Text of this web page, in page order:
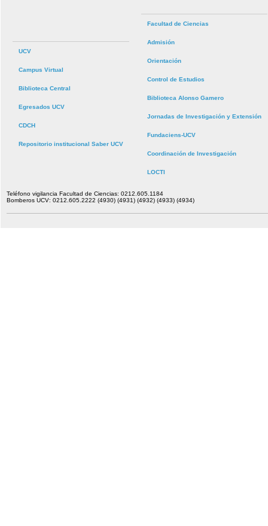
UCV
Campus Virtual
Biblioteca Central
Egresados UCV
CDCH
Repositorio institucional Saber UCV
Facultad de Ciencias
Admisión
Orientación
Control de Estudios
Biblioteca Alonso Gamero
Jornadas de Investigación y Extensión
Fundaciens-UCV
Coordinación de Investigación
LOCTI
Teléfono vigilancia Facultad de Ciencias: 0212.605.1184
Bomberos UCV: 0212.605.2222 (4930) (4931) (4932) (4933) (4934)